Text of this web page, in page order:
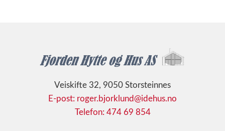
Veiskifte 32, 9050 Storsteinnes
E-post: roger.bjorklund@idehus.no
Telefon: 474 69 854